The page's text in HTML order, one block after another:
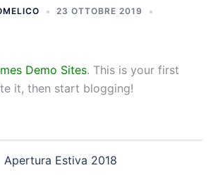
23 OTTOBRE 2019
Demo Sites. This is your first
it, then start blogging!
Apertura Estiva 2018